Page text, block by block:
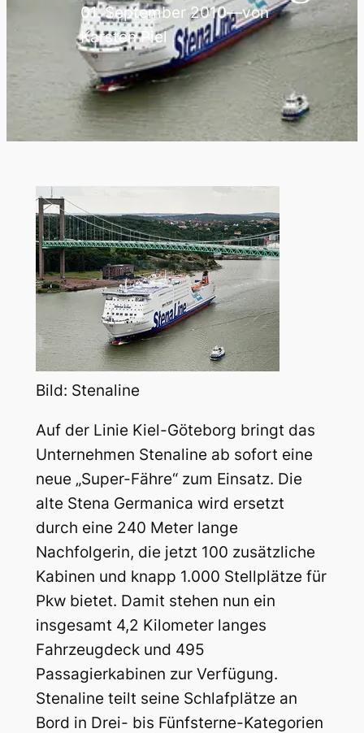
01. September 2010—von
Karsten Piel
Bild: Stenaline
Auf der Linie Kiel-Göteborg bringt das
Unternehmen Stenaline ab sofort eine
neue „Super-Fähre“ zum Einsatz. Die
alte Stena Germanica wird ersetzt
durch eine 240 Meter lange
Nachfolgerin, die jetzt 100 zusätzliche
Kabinen und knapp 1.000 Stellplätze für
Pkw bietet. Damit stehen nun ein
insgesamt 4,2 Kilometer langes
Fahrzeugdeck und 495
Passagierkabinen zur Verfügung.
Stenaline teilt seine Schlafplätze an
Bord in Drei- bis Fünfsterne-Kategorien